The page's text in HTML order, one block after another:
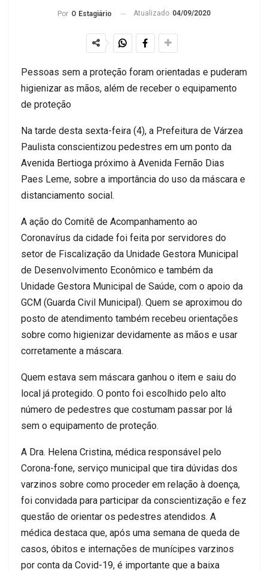
Por O Estagiário Atualizado 04/09/2020
Pessoas sem a proteção foram orientadas e puderam
higienizar as mãos, além de receber o equipamento
de proteção
Na tarde desta sexta-feira (4), a Prefeitura de Várzea
Paulista conscientizou pedestres em um ponto da
Avenida Bertioga próximo à Avenida Fernão Dias
Paes Leme, sobre a importância do uso da máscara e
distanciamento social.
A ação do Comitê de Acompanhamento ao
Coronavírus da cidade foi feita por servidores do
setor de Fiscalização da Unidade Gestora Municipal
de Desenvolvimento Econômico e também da
Unidade Gestora Municipal de Saúde, com o apoio da
GCM (Guarda Civil Municipal). Quem se aproximou do
posto de atendimento também recebeu orientações
sobre como higienizar devidamente as mãos e usar
corretamente a máscara.
Quem estava sem máscara ganhou o item e saiu do
local já protegido. O ponto foi escolhido pelo alto
número de pedestres que costumam passar por lá
sem o equipamento de proteção.
A Dra. Helena Cristina, médica responsável pelo
Corona-fone, serviço municipal que tira dúvidas dos
varzinos sobre como proceder em relação à doença,
foi convidada para participar da conscientização e fez
questão de orientar os pedestres atendidos. A
médica destaca que, após uma semana de queda de
casos, óbitos e internações de munícipes varzinos
por conta da Covid-19, é importante que a baixa